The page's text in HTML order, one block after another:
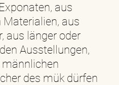
aus
aus
aus länger oder
Ausstellungen,
des mük dürfen